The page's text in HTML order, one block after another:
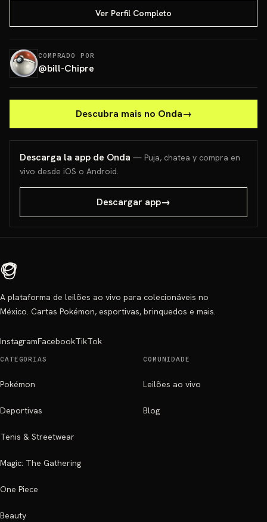
Ver Perfil Completo
COMPRADO POR
@bill-Chipre
Descubra mais no Onda→
Descarga la app de Onda — Puja, chatea y compra en
vivo desde iOS o Android.
Descargar app→
A plataforma de leilões ao vivo para colecionáveis no
México. Cartas Pokémon, esportivas, brinquedos e mais.
InstagramFacebookTikTok
CATEGORIAS
Pokémon
Deportivas
Tenis & Streetwear
Magic: The Gathering
One Piece
Beauty
COMUNIDADE
Leilões ao vivo
Blog